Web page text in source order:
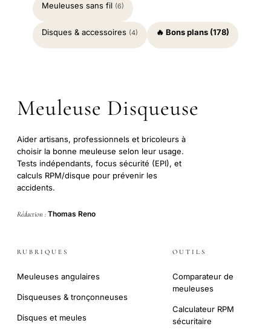
Meuleuses sans fil (6)
Disques & accessoires (4) 🔥 Bons plans (178)
Meuleuse Disqueuse
Aider artisans, professionnels et bricoleurs à
choisir la bonne meuleuse selon leur usage.
Tests indépendants, focus sécurité (EPI), et
calculs RPM/disque pour prévenir les
accidents.
Rédaction : Thomas Reno
RUBRIQUES
Meuleuses angulaires
Disqueuses & tronçonneuses
Disques et meules
OUTILS
Comparateur de
meuleuses
Calculateur RPM
sécuritaire